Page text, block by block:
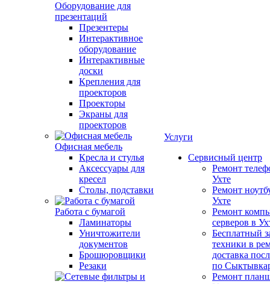
Оборудование для
презентаций
Презентеры
Интерактивное
оборудование
Интерактивные
доски
Крепления для
проекторов
Проекторы
Экраны для
проекторов
Офисная мебель
Кресла и стулья
Аксессуары для
кресел
Столы, подставки
Работа с бумагой
Ламинаторы
Уничтожители
документов
Брошюровщики
Резаки
Услуги
Сервисный центр
Ремонт
Ухте
Ремонт
Ухте
Ремонт
серверов в
Бесплатный
техники в
доставка
по
Ремонт